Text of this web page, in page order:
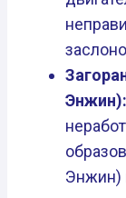
Энжин):
Энжин)